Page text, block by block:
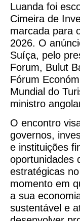
Luanda foi
Cimeira de
marcada para
2026. O
Suíça, pelo
Forum, Bulut
Fórum
Mundial do
ministro
O encontro
governos,
e instituições
oportunidades
estratégicas
momento em
a sua
sustentável e